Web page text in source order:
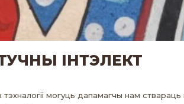
ІНТЭЛЕКТ
могуць дапамагчы нам